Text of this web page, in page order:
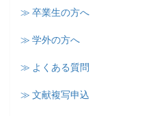
≫ 卒業生の方へ
≫ 学外の方へ
≫ よくある質問
≫ 文献複写申込